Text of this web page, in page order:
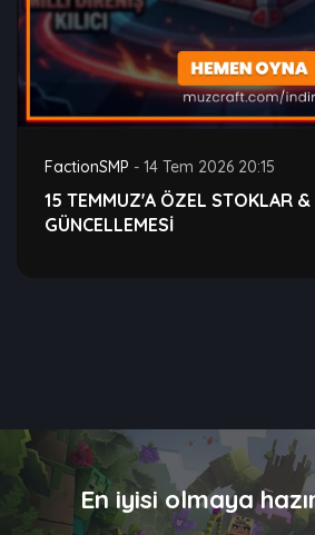
FactionSMP - 14 Tem 2026 20:15
15 TEMMUZ'A ÖZEL STOKLAR &
GÜNCELLEMESİ
En iyisi olmaya hazır